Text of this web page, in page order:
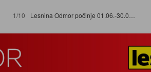
1/10 Lesnina Odmor počinje 01.06.-30.06.2026.